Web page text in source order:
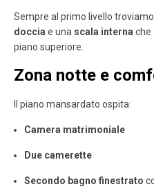
Sempre al primo livello
doccia e una scala interna che
piano superiore.
Zona notte e
Il piano mansardato ospita:
Camera matrimoniale
Due camerette
Secondo bagno finestrato